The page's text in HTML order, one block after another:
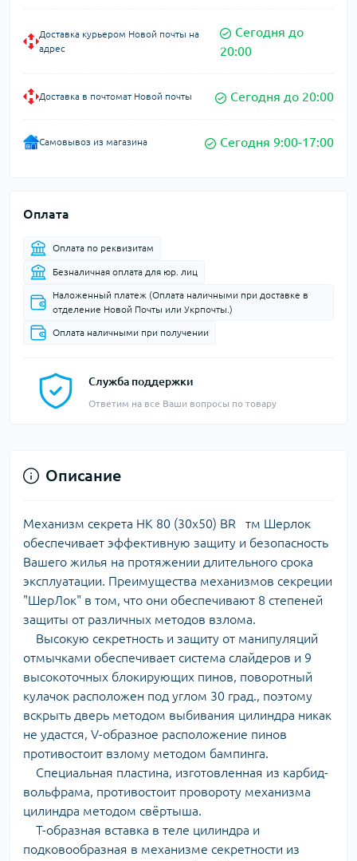
Доставка курьером Новой почты на
адрес
Сегодня до
20:00
Доставка в почтомат Новой почты Сегодня до 20:00
Самовывоз из магазина Сегодня 9:00-17:00
Оплата
Оплата по реквизитам
Безналичная оплата для юр. лиц
Наложенный платеж (Оплата наличными при доставке в
отделение Новой Почты или Укрпочты.)
Оплата наличными при получении
Служба поддержки
Ответим на все Ваши вопросы по товару
Описание
Механизм секрета HK 80 (30x50) BR тм Шерлок
обеспечивает эффективную защиту и безопасность
Вашего жилья на протяжении длительного срока
эксплуатации. Преимущества механизмов секреции
"ШерЛок" в том, что они обеспечивают 8 степеней
защиты от различных методов взлома.
Высокую секретность и защиту от манипуляций
отмычками обеспечивает система слайдеров и 9
высокоточных блокирующих пинов, поворотный
кулачок расположен под углом 30 град., поэтому
вскрыть дверь методом выбивания цилиндра никак
не удастся, V-образное расположение пинов
противостоит взлому методом бампинга.
Специальная пластина, изготовленная из карбид-
вольфрама, противостоит провороту механизма
цилиндра методом свёртыша.
Т-образная вставка в теле цилиндра и
подковообразная в механизме секретности из